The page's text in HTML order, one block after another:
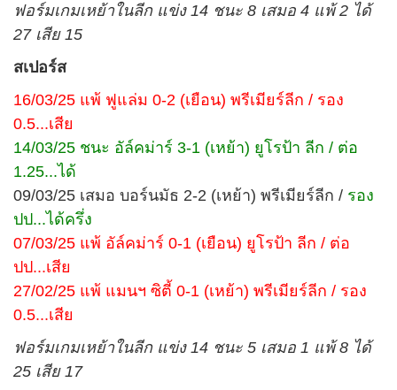
ฟอร์มเกมเหย้าในลีก แข่ง 14 ชนะ 8 เสมอ 4 แพ้ 2 ได้
27 เสีย 15
สเปอร์ส
16/03/25 แพ้ ฟูแล่ม 0-2 (เยือน) พรีเมียร์ลีก / รอง
0.5...เสีย
14/03/25 ชนะ อัล์คม่าร์ 3-1 (เหย้า) ยูโรป้า ลีก / ต่อ
1.25...ได้
09/03/25 เสมอ บอร์นมัธ 2-2 (เหย้า) พรีเมียร์ลีก / รอง
ปป...ได้ครึ่ง
07/03/25 แพ้ อัล์คม่าร์ 0-1 (เยือน) ยูโรป้า ลีก / ต่อ
ปป...เสีย
27/02/25 แพ้ แมนฯ ซิตี้ 0-1 (เหย้า) พรีเมียร์ลีก / รอง
0.5...เสีย
ฟอร์มเกมเหย้าในลีก แข่ง 14 ชนะ 5 เสมอ 1 แพ้ 8 ได้
25 เสีย 17